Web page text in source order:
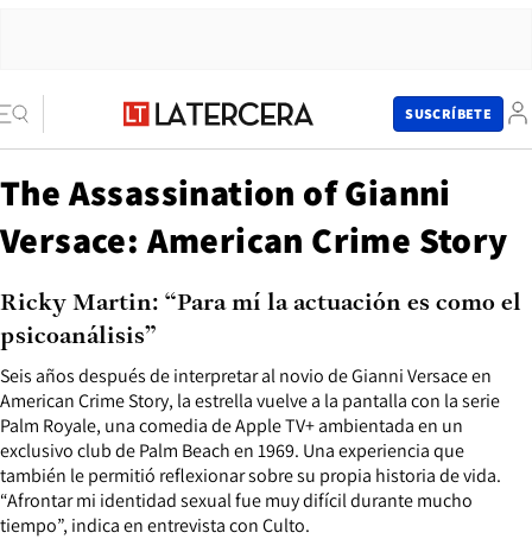
SUSCRÍBETE
The Assassination of Gianni
Versace: American Crime Story
Seis años después de interpretar al novio de Gianni Versace en
American Crime Story, la estrella vuelve a la pantalla con la serie
Palm Royale, una comedia de Apple TV+ ambientada en un
exclusivo club de Palm Beach en 1969. Una experiencia que
también le permitió reflexionar sobre su propia historia de vida.
“Afrontar mi identidad sexual fue muy difícil durante mucho
tiempo”, indica en entrevista con Culto.
Ricky Martin: “Para mí la actuación es como el
psicoanálisis”